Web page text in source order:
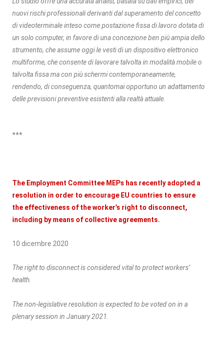
nuovi rischi professionali derivanti dal superamento del concetto
di videoterminale inteso come postazione fissa di lavoro dotata di
un solo computer, in favore di una concezione ben più ampia dello
strumento, che assume oggi le vesti di un dispositivo elettronico
multiforme, che consente di lavorare talvolta in modalità mobile o
talvolta fissa ma con più schermi contemporaneamente,
rendendo, di conseguenza, quantomai opportuno un adattamento
delle previsioni preventive esistenti alla realtà attuale.
***
The Employment Committee MEPs has recently adopted a
resolution in order to encourage EU countries to ensure
the effectiveness of the worker’s right to disconnect,
including by means of collective agreements.
10 dicembre 2020
The right to disconnect is considered vital to protect workers’
health.
The non-legislative resolution is expected to be voted on in a
plenary session in January 2021.